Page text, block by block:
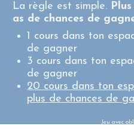
La règle est simple.
as de chances de
1 cours dans ton
de gagner
3 cours dans ton
de gagner
20 cours dans ton
plus de chances de
Jeu avec